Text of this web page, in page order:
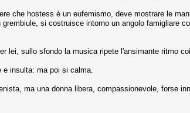
che hostess è un eufemismo, deve mostrare le
si costruisce intorno un angolo famigliare
lei, sullo sfondo la musica ripete l'ansimante ritmo
insulta: ma poi si calma.
ma una donna libera, compassionevole, forse